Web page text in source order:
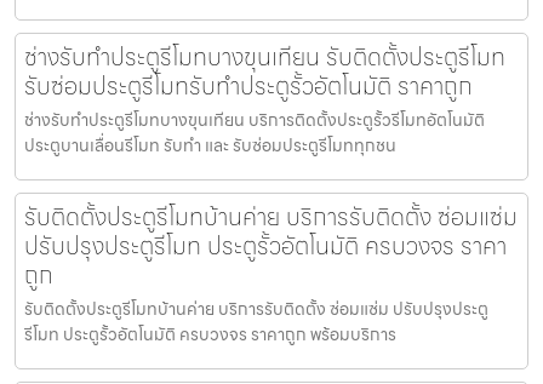
ช่างรับทำประตูรีโมทบางขุนเทียน รับติดตั้งประตูรีโมท
รับซ่อมประตูรีโมทรับทำประตูรั้วอัตโนมัติ ราคาถูก
ช่างรับทำประตูรีโมทบางขุนเทียน บริการติดตั้งประตูรั้วรีโมทอัตโนมัติ
ประตูบานเลื่อนรีโมท รับทำ และ รับซ่อมประตูรีโมททุกชน
รับติดตั้งประตูรีโมทบ้านค่าย บริการรับติดตั้ง ซ่อมแซ่ม
ปรับปรุงประตูรีโมท ประตูรั้วอัตโนมัติ ครบวงจร ราคา
ถูก
รับติดตั้งประตูรีโมทบ้านค่าย บริการรับติดตั้ง ซ่อมแซ่ม ปรับปรุงประตู
รีโมท ประตูรั้วอัตโนมัติ ครบวงจร ราคาถูก พร้อมบริการ